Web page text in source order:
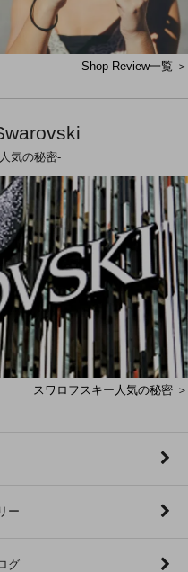
Shop Review一覧 ＞
気の秘密-
スワロフスキー人気の秘密 ＞
ー
グ